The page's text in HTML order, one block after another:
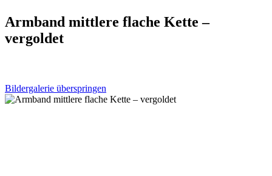
Armband mittlere flache Kette –
vergoldet
Bildergalerie überspringen